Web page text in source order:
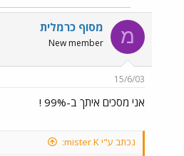
מ מסוף כרמלית
New member
15/6/03
אני מסכים איתך ב-99% !
נכתב ע"י mister K: